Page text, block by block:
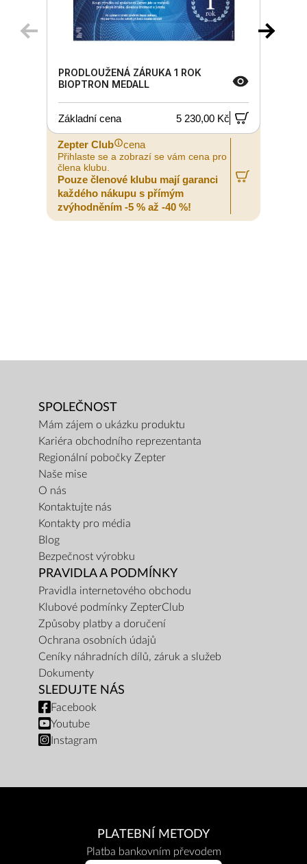
PRODLOUŽENÁ ZÁRUKA 1 ROK
BIOPTRON MEDALL
Základní cena 5 230,00 Kč
Zepter Club cena
Přihlaste se a zobrazí se vám cena pro
člena klubu.
Pouze členové klubu mají garanci
každého nákupu s přímým
zvýhodněním -5 % až -40 %!
SPOLEČNOST
Mám zájem o ukázku produktu
Kariéra obchodního reprezentanta
Regionální pobočky Zepter
Naše mise
O nás
Kontaktujte nás
Kontakty pro média
Blog
Bezpečnost výrobku
PRAVIDLA A PODMÍNKY
Pravidla internetového obchodu
Klubové podmínky ZepterClub
Způsoby platby a doručení
Ochrana osobních údajů
Ceníky náhradních dílů, záruk a služeb
Dokumenty
SLEDUJTE NÁS
Facebook
Youtube
Instagram
PLATEBNÍ METODY
Platba bankovním převodem